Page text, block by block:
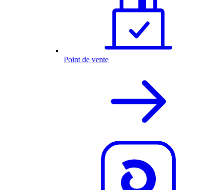
Point de vente